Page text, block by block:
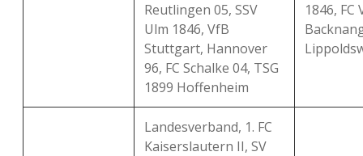
Reutlingen 05, SSV
Ulm 1846, VfB
Stuttgart, Hannover
96, FC Schalke 04, TSG
1899 Hoffenheim
1846,
Landesverband, 1. FC
Kaiserslautern II, SV